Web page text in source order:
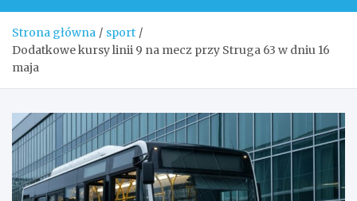
Strona główna
sport
Dodatkowe kursy linii 9 na mecz przy Struga 63 w dniu 16
maja